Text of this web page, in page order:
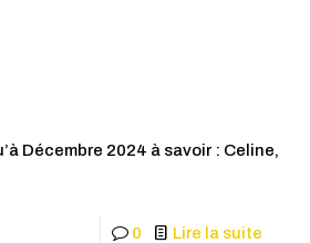
Décembre 2024 à savoir : Celine,
0 Lire la suite